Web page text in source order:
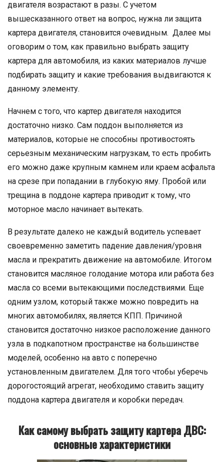
двигателя возрастают в разы. С учетом
вышесказанного ответ на вопрос, нужна ли защита
картера двигателя, становится очевидным. Далее мы
оговорим о том, как правильно выбрать защиту
картера для автомобиля, из каких материалов лучше
подбирать защиту и какие требования выдвигаются к
данному элементу.
Начнем с того, что картер двигателя находится
достаточно низко. Сам поддон выполняется из
материалов, которые не способны противостоять
серьезным механическим нагрузкам, то есть пробить
его можно даже крупным камнем или краем асфальта
на срезе при попадании в глубокую яму. Пробой или
трещина в поддоне картера приводит к тому, что
моторное масло начинает вытекать.
В результате далеко не каждый водитель успевает
своевременно заметить падение давления/уровня
масла и прекратить движение на автомобиле. Итогом
становится масляное голодание мотора или работа без
масла со всеми вытекающими последствиями. Еще
одним узлом, который также можно повредить на
многих автомобилях, является КПП. Причиной
становится достаточно низкое расположение данного
узла в подкапотном пространстве на большинстве
моделей, особенно на авто с поперечно
установленным двигателем. Для того чтобы уберечь
дорогостоящий агрегат, необходимо ставить защиту
поддона картера двигателя и коробки передач.
Как самому выбрать защиту картера ДВС:
основные характеристики